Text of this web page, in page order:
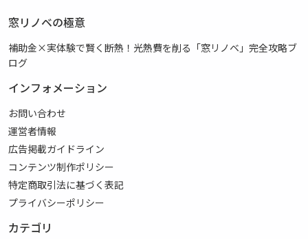
窓リノベの極意
補助金×実体験で賢く断熱！光熱費を削る「窓リノベ」完全攻略ブ
ログ
インフォメーション
お問い合わせ
運営者情報
広告掲載ガイドライン
コンテンツ制作ポリシー
特定商取引法に基づく表記
プライバシーポリシー
カテゴリ